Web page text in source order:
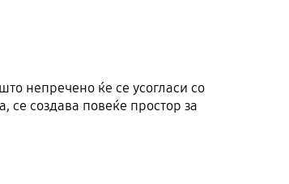
непречено ќе се усогласи со
се создава повеќе простор за